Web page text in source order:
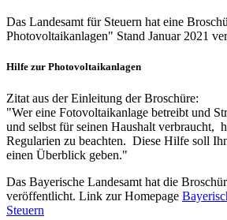
Das Landesamt für Steuern hat eine
Photovoltaikanlagen" Stand Januar 2021
Hilfe zur Photovoltaikanlagen
Zitat aus der Einleitung der Broschüre:
"Wer eine Fotovoltaikanlage betreibt und
und selbst für seinen Haushalt verbraucht,
Regularien zu beachten. Diese Hilfe soll
einen Überblick geben."
Das Bayerische Landesamt hat die
veröffentlicht. Link zur Homepage
Steuern